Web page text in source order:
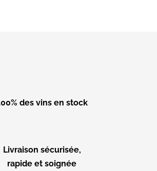
des vins en stock
Livraison sécurisée,
rapide et soignée